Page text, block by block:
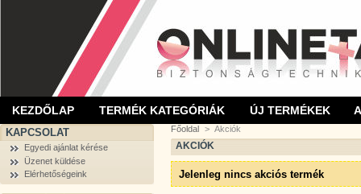
KEZDŐLAP TERMÉK KATEGÓRIÁK ÚJ TERMÉKEK
KAPCSOLAT
Egyedi ajánlat kérése
Üzenet küldése
Elérhetőségeink
Főoldal > Akciók
AKCIÓK
Jelenleg nincs akciós termék